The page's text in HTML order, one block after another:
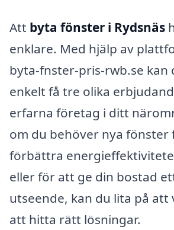
Att byta fönster i Rydsnäs
enklare. Med hjälp av
byta-fnster-pris-rwb.se kan
enkelt få tre olika
erfarna företag i ditt
om du behöver nya fönster
förbättra
eller för att ge din bostad
utseende, kan du lita på att
att hitta rätt lösningar.